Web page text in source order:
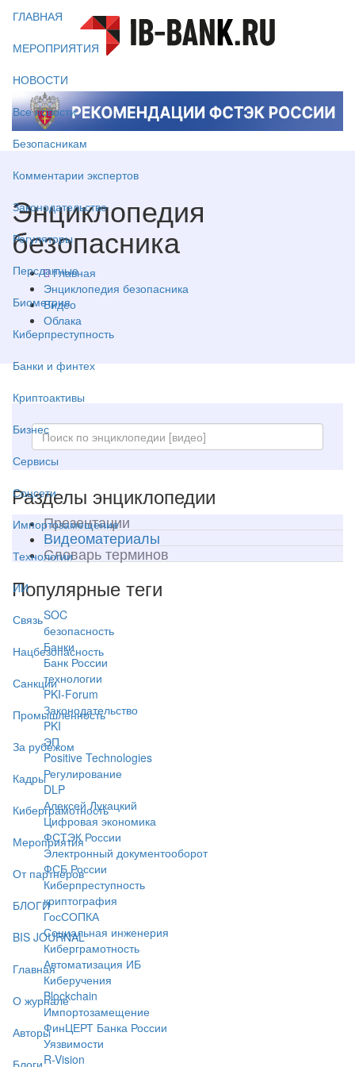
ГЛАВНАЯ
МЕРОПРИЯТИЯ
НОВОСТИ
Все новости
Безопасникам
Комментарии экспертов
Законодательство
Регуляторы
Персданные
Биометрия
Киберпреступность
Банки и финтех
Криптоактивы
Бизнес
Сервисы
Соцсети
Импортозамещение
Технологии
ИИ
Связь
Нацбезопасность
Санкции
Промышленность
За рубежом
Кадры
Киберграмотность
Мероприятия
От партнёров
БЛОГИ
BIS JOURNAL
Главная
О журнале
Авторы
Блоги
Энциклопедия
безопасника
Главная
Энциклопедия безопасника
Видео
Облака
Разделы энциклопедии
Презентации
Видеоматериалы
Словарь терминов
Популярные теги
SOC
безопасность
Банки
Банк России
технологии
PKI-Forum
Законодательство
PKI
ЭП
Positive Technologies
Регулирование
DLP
Алексей Лукацкий
Цифровая экономика
ФСТЭК России
Электронный документооборот
ФСБ России
Киберпреступность
криптография
ГосСОПКА
Социальная инженерия
Киберграмотность
Автоматизация ИБ
Киберучения
Blockchain
Импортозамещение
ФинЦЕРТ Банка России
Уязвимости
R-Vision